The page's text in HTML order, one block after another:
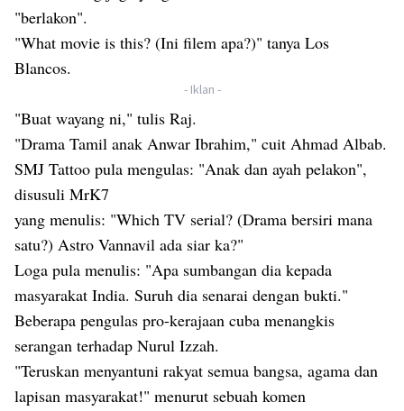
"berlakon".
"What movie is this? (Ini filem apa?)" tanya Los
Blancos.
- Iklan -
"Buat wayang ni," tulis Raj.
"Drama Tamil anak Anwar Ibrahim," cuit Ahmad Albab.
SMJ Tattoo pula mengulas: "Anak dan ayah pelakon",
disusuli MrK7
yang menulis: "Which TV serial? (Drama bersiri mana
satu?) Astro Vannavil ada siar ka?"
Loga pula menulis: "Apa sumbangan dia kepada
masyarakat India. Suruh dia senarai dengan bukti."
Beberapa pengulas pro-kerajaan cuba menangkis
serangan terhadap Nurul Izzah.
"Teruskan menyantuni rakyat semua bangsa, agama dan
lapisan masyarakat!" menurut sebuah komen